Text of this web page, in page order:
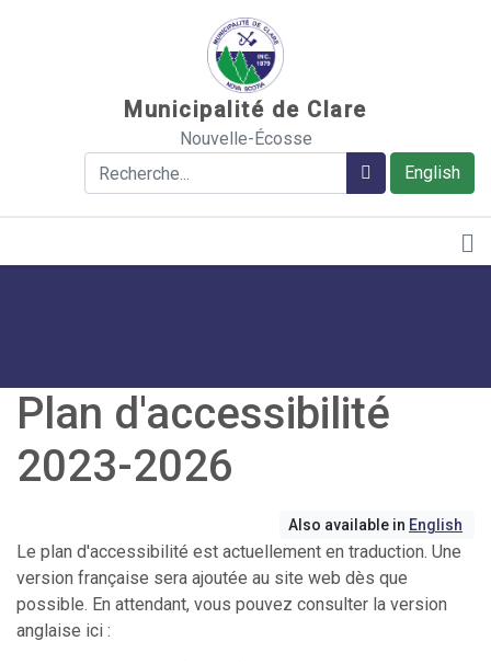
Municipalité de Clare
Nouvelle-Écosse
English
Rechercher Rechercher
Plan d'accessibilité
2023-2026
Also available in English
Le plan d'accessibilité est actuellement en traduction. Une
version française sera ajoutée au site web dès que
possible. En attendant, vous pouvez consulter la version
anglaise ici :